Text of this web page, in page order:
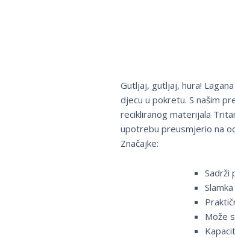
Gutljaj, gutljaj, hura!
djecu u pokretu. S našim
recikliranog materijala
upotrebu preusmjerio na
Značajke:
Sadrži
Može